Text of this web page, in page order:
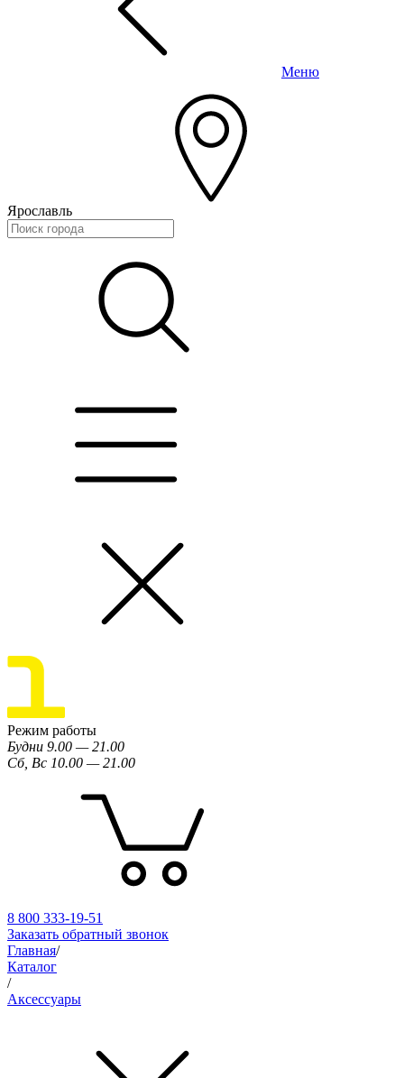
Меню
Ярославль
Режим работы
Будни 9.00 — 21.00
Сб, Вс 10.00 — 21.00
8 800 333-19-51
Заказать обратный звонок
Главная/
Каталог
/
Аксессуары